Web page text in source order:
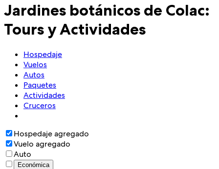
Jardines botánicos de Colac:
Tours y Actividades
Hospedaje
Vuelos
Autos
Paquetes
Actividades
Cruceros
Hospedaje agregado
Vuelo agregado
Auto
Económica